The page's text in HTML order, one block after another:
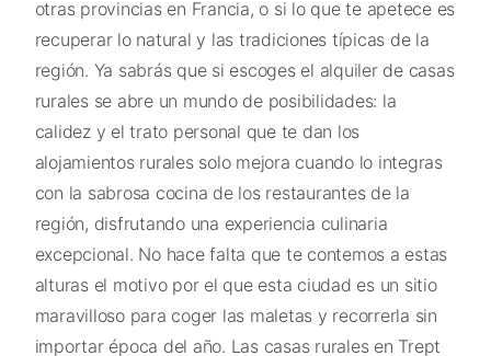
otras provincias en Francia, o si lo que te apetece es
recuperar lo natural y las tradiciones típicas de la
región. Ya sabrás que si escoges el alquiler de casas
rurales se abre un mundo de posibilidades: la
calidez y el trato personal que te dan los
alojamientos rurales solo mejora cuando lo integras
con la sabrosa cocina de los restaurantes de la
región, disfrutando una experiencia culinaria
excepcional. No hace falta que te contemos a estas
alturas el motivo por el que esta ciudad es un sitio
maravilloso para coger las maletas y recorrerla sin
importar época del año. Las casas rurales en Trept